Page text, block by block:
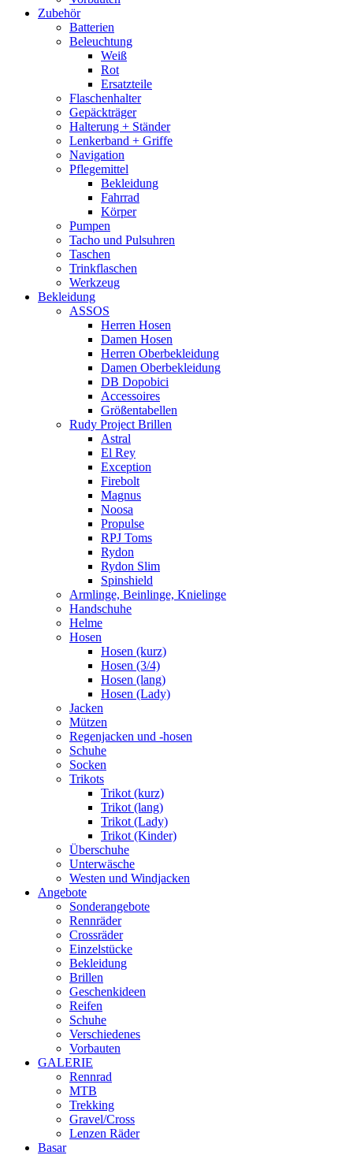
Zubehör
Batterien
Beleuchtung
Weiß
Rot
Ersatzteile
Flaschenhalter
Gepäckträger
Halterung + Ständer
Lenkerband + Griffe
Navigation
Pflegemittel
Bekleidung
Fahrrad
Körper
Pumpen
Tacho und Pulsuhren
Taschen
Trinkflaschen
Werkzeug
Bekleidung
ASSOS
Herren Hosen
Damen Hosen
Herren Oberbekleidung
Damen Oberbekleidung
DB Dopobici
Accessoires
Größentabellen
Rudy Project Brillen
Astral
El Rey
Exception
Firebolt
Magnus
Noosa
Propulse
RPJ Toms
Rydon
Rydon Slim
Spinshield
Armlinge, Beinlinge, Knielinge
Handschuhe
Helme
Hosen
Hosen (kurz)
Hosen (3/4)
Hosen (lang)
Hosen (Lady)
Jacken
Mützen
Regenjacken und -hosen
Schuhe
Socken
Trikots
Trikot (kurz)
Trikot (lang)
Trikot (Lady)
Trikot (Kinder)
Überschuhe
Unterwäsche
Westen und Windjacken
Angebote
Sonderangebote
Rennräder
Crossräder
Einzelstücke
Bekleidung
Brillen
Geschenkideen
Reifen
Schuhe
Verschiedenes
Vorbauten
GALERIE
Rennrad
MTB
Trekking
Gravel/Cross
Lenzen Räder
Basar